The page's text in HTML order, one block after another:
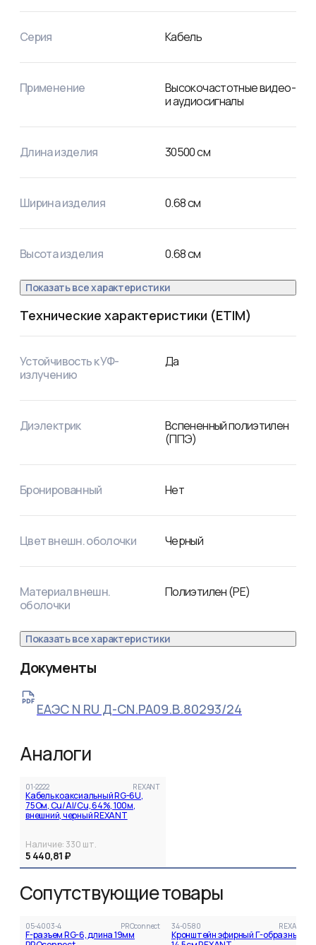
Серия Кабель
Применение
Высокочастотные видео-
и аудиосигналы
Длина изделия 30500см
Ширина изделия 0.68см
Высота изделия 0.68см
Показать все характеристики
Технические характеристики (ETIM)
Устойчивость к УФ-
излучению
Да
Диэлектрик
Вспененный полиэтилен
(ППЭ)
Бронированный Нет
Цвет внешн. оболочки Черный
Материал внешн.
оболочки
Полиэтилен (PE)
Показать все характеристики
Документы
ЕАЭС N RU Д-CN.РА09.В.80293/24
Аналоги
01-2222 REXANT
Кабель коаксиальный RG-6U,
75Ом, Cu/Al/Cu, 64%, 100м,
внешний, черный REXANT
Наличие: 330 шт.
5 440,81 ₽
Сопутствующие товары
05-4003-4 PROconnect
F-разъем RG-6, длина 19мм
34-0580 REXANT
Кронштейн эфирный Г-образный,